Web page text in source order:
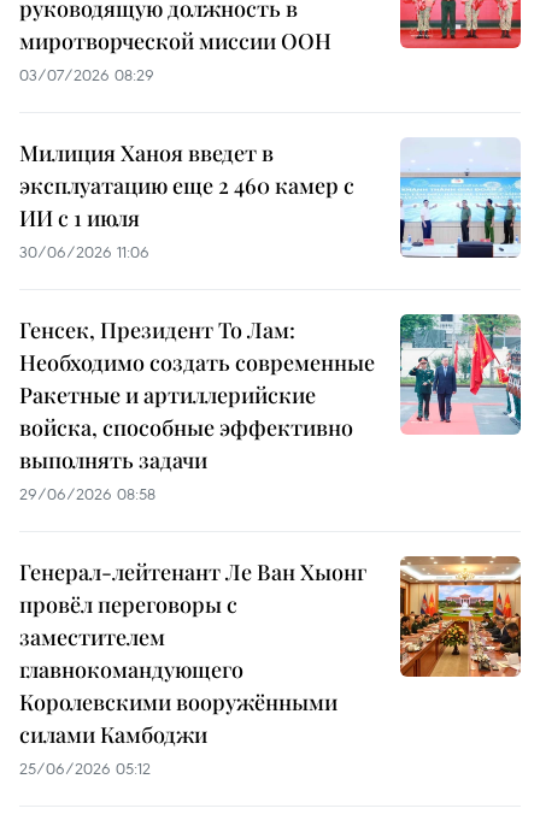
руководящую должность в
миротворческой миссии ООН
03/07/2026 08:29
Милиция Ханоя введет в
эксплуатацию еще 2 460 камер с
ИИ с 1 июля
30/06/2026 11:06
Генсек, Президент То Лам:
Необходимо создать современные
Ракетные и артиллерийские
войска, способные эффективно
выполнять задачи
29/06/2026 08:58
Генерал-лейтенант Ле Ван Хыонг
провёл переговоры с
заместителем
главнокомандующего
Королевскими вооружёнными
силами Камбоджи
25/06/2026 05:12